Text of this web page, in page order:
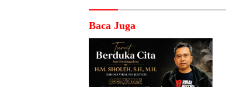
Baca Juga